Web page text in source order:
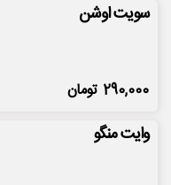
سویت اوشن
290,000 تومان
وایت منگو